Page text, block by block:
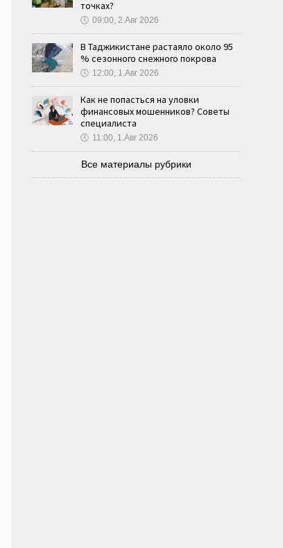
точках?
🕔 09:00, 2.Авг 2026
В Таджикистане растаяло около 95
% сезонного снежного покрова
🕔 12:00, 1.Авг 2026
Как не попасться на уловки
финансовых мошенников? Советы
специалиста
🕔 11:00, 1.Авг 2026
Все материалы рубрики